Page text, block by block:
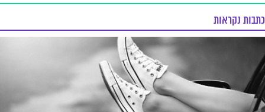
כתבות נקראות